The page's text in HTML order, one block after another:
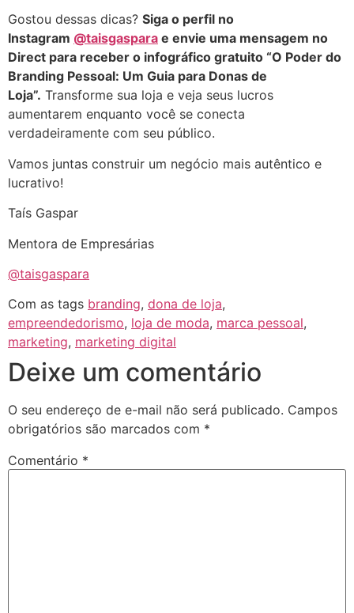
Gostou dessas dicas? Siga o perfil no
Instagram @taisgaspara e envie uma mensagem no
Direct para receber o infográfico gratuito “O Poder do
Branding Pessoal: Um Guia para Donas de
Loja”. Transforme sua loja e veja seus lucros
aumentarem enquanto você se conecta
verdadeiramente com seu público.
Vamos juntas construir um negócio mais autêntico e
lucrativo!
Taís Gaspar
Mentora de Empresárias
@taisgaspara
Com as tags branding, dona de loja,
empreendedorismo, loja de moda, marca pessoal,
marketing, marketing digital
Deixe um comentário
O seu endereço de e-mail não será publicado. Campos
obrigatórios são marcados com *
Comentário *